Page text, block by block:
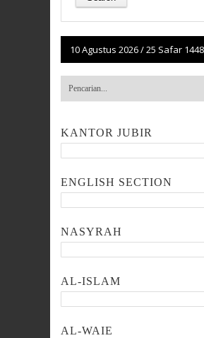
10 Agustus 2026/25 Safar 1448
KANTOR JUBIR
ENGLISH SECTION
NASYRAH
AL-ISLAM
AL-WAIE